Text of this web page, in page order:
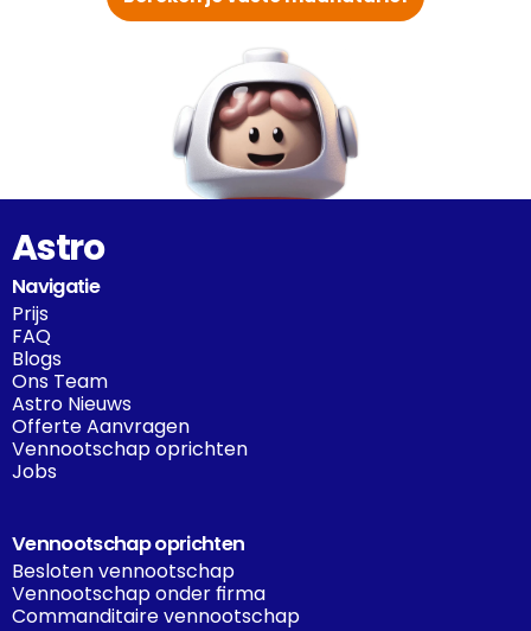
Astro
Navigatie
Prijs
FAQ
Blogs
Ons Team
Astro Nieuws
Offerte Aanvragen
Vennootschap oprichten
Jobs
Vennootschap oprichten
Besloten vennootschap
Vennootschap onder firma
Commanditaire vennootschap